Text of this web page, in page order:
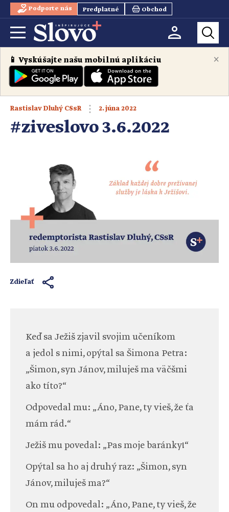
Podporte nás Predplatné Obchod
×
📱 Vyskúšajte našu mobilnú aplikáciu
Rastislav Dluhý CSsR 2. júna 2022
#ziveslovo 3.6.2022
Zdieľať
Keď sa Ježiš zjavil svojim učeníkom
a jedol s nimi, opýtal sa Šimona Petra:
„Šimon, syn Jánov, miluješ ma väčšmi
ako títo?“
Odpovedal mu: „Áno, Pane, ty vieš, že ťa
mám rád.“
Ježiš mu povedal: „Pas moje baránky!“
Opýtal sa ho aj druhý raz: „Šimon, syn
Jánov, miluješ ma?“
On mu odpovedal: „Áno, Pane, ty vieš, že